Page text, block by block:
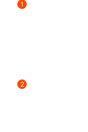
1
2